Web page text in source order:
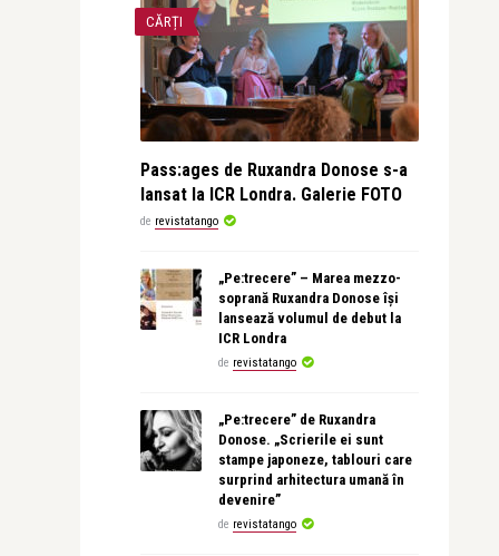
CĂRȚI
Pass:ages de Ruxandra Donose s-a
lansat la ICR Londra. Galerie FOTO
de revistatango
„Pe:trecere” – Marea mezzo-
soprană Ruxandra Donose își
lansează volumul de debut la
ICR Londra
de revistatango
„Pe:trecere” de Ruxandra
Donose. „Scrierile ei sunt
stampe japoneze, tablouri care
surprind arhitectura umană în
devenire”
de revistatango